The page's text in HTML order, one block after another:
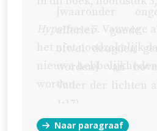
Naar paragraaf